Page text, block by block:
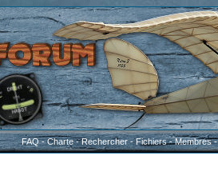
FAQ-Charte-Rechercher-Fichiers-Membres